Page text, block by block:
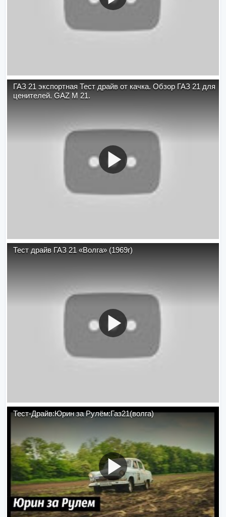
ГАЗ 21 экспортная Тест драйв от качка. Обзор ГАЗ 21 для
ценителей. GAZ M 21.
Тест драйв ГАЗ 21 «Волга» (1969г)
Тест-Драйв:Юрин за Рулём:Газ21(волга)